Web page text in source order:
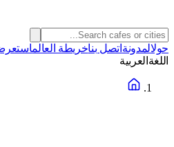
حولالمدونة اتصل بناخريطة العالم
اللغة العربية